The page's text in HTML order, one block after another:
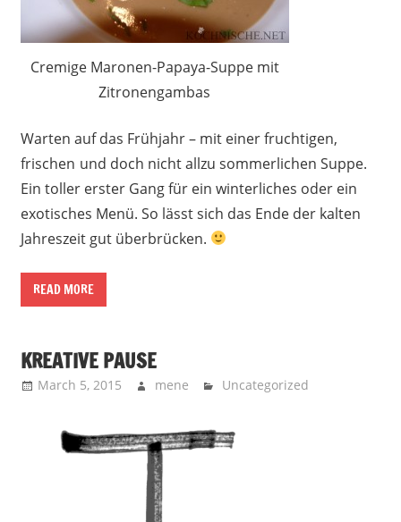
Cremige Maronen-Papaya-Suppe mit
Zitronengambas
Warten auf das Frühjahr – mit einer fruchtigen,
frischen und doch nicht allzu sommerlichen Suppe.
Ein toller erster Gang für ein winterliches oder ein
exotisches Menü. So lässt sich das Ende der kalten
Jahreszeit gut überbrücken.
READ MORE
KREATIVE PAUSE
March 5, 2015 mene Uncategorized